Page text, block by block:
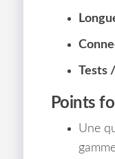
Tests
Points
Une